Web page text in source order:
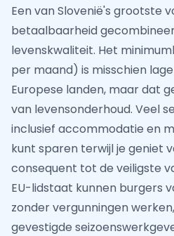
Een van Slovenië's grootste
betaalbaarheid
levenskwaliteit. Het
per maand) is misschien
Europese landen, maar dat
van levensonderhoud. Veel
inclusief accommodatie en
kunt sparen terwijl je geniet
consequent tot de veiligste
EU-lidstaat kunnen burgers
zonder vergunningen
gevestigde